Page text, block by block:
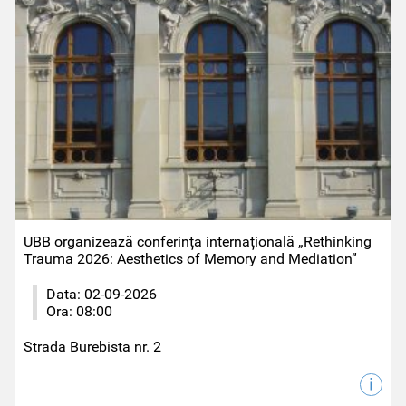
UBB organizează conferința internațională „Rethinking
Trauma 2026: Aesthetics of Memory and Mediation”
Data: 02-09-2026
Ora: 08:00
Strada Burebista nr. 2